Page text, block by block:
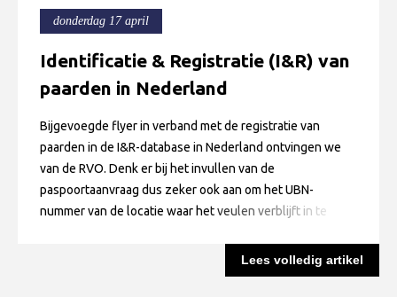
donderdag 17 april
Identificatie & Registratie (I&R) van
paarden in Nederland
Bijgevoegde flyer in verband met de registratie van
paarden in de I&R-database in Nederland ontvingen we
van de RVO. Denk er bij het invullen van de
paspoortaanvraag dus zeker ook aan om het UBN-
nummer van de locatie waar het veulen verblijft in te
Lees volledig artikel